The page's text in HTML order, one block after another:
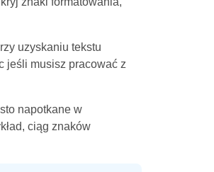
uzyskaniu tekstu
jeśli musisz pracować z
napotkane w
ciąg znaków